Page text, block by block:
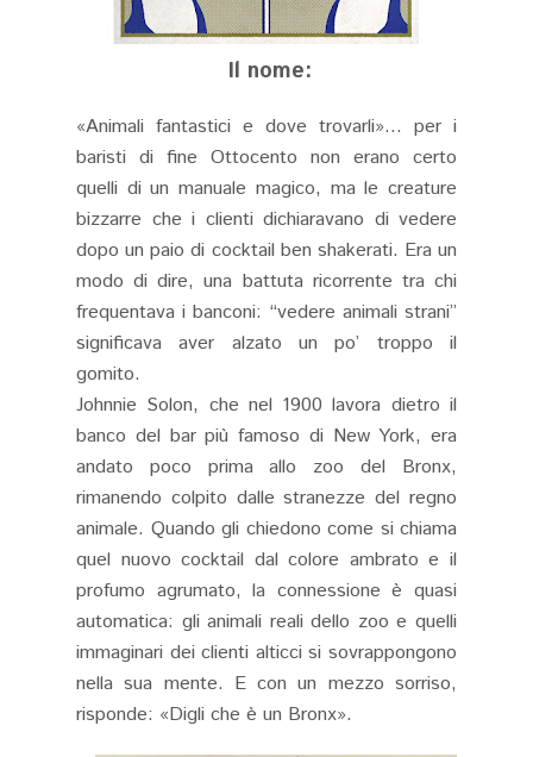
Il nome:
«Animali fantastici e dove trovarli»... per i
baristi di fine Ottocento non erano certo
quelli di un manuale magico, ma le creature
bizzarre che i clienti dichiaravano di vedere
dopo un paio di cocktail ben shakerati. Era un
modo di dire, una battuta ricorrente tra chi
frequentava i banconi: “vedere animali strani”
significava aver alzato un po’ troppo il
gomito.
Johnnie Solon, che nel 1900 lavora dietro il
banco del bar più famoso di New York, era
andato poco prima allo zoo del Bronx,
rimanendo colpito dalle stranezze del regno
animale. Quando gli chiedono come si chiama
quel nuovo cocktail dal colore ambrato e il
profumo agrumato, la connessione è quasi
automatica: gli animali reali dello zoo e quelli
immaginari dei clienti alticci si sovrappongono
nella sua mente. E con un mezzo sorriso,
risponde: «Digli che è un Bronx».